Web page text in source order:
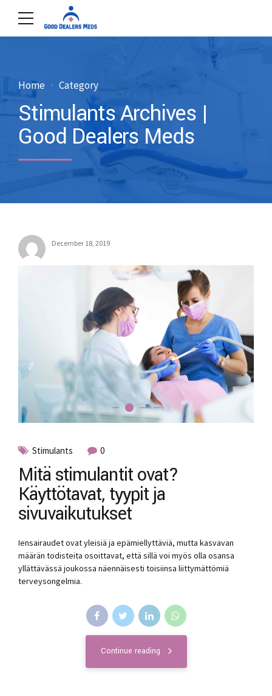
Home Category
Stimulants Archives |
Good Dealers Meds
December 18, 2019
Stimulants 0
Mitä stimulantit ovat?
Käyttötavat, tyypit ja
sivuvaikutukset
Iensairaudet ovat yleisiä ja epämiellyttäviä, mutta kasvavan
määrän todisteita osoittavat, että sillä voi myös olla osansa
yllättävässä joukossa näennäisesti toisiinsa liittymättömiä
terveysongelmia.
Continue reading